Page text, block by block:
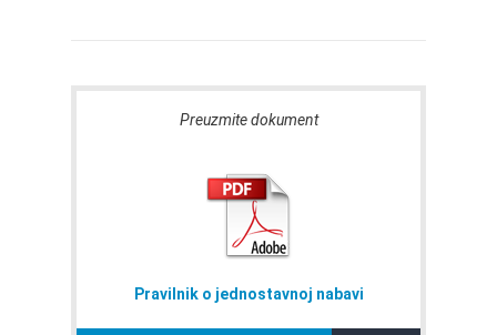
Preuzmite dokument
Pravilnik o jednostavnoj nabavi